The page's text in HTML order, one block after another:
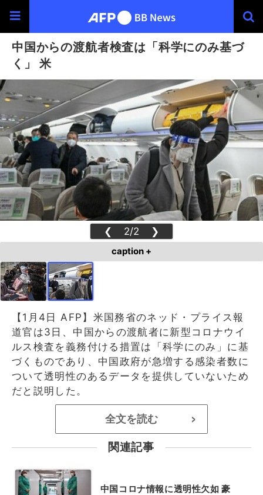
中国からの渡航者検査は「科学にのみ基づ
く」 米
❮ 2/2 ❯
caption +
【1月4日 AFP】米国務省のネッド・プライス報
道官は3日、中国からの渡航者に新型コロナウイ
ルス検査を義務付ける措置は「科学にのみ」に基
づくものであり、中国政府が急増する感染者数に
ついて透明性のあるデータを提供していないため
だと説明した。
全文を読む >
関連記事
中国コロナ情報に透明性欠如 豪